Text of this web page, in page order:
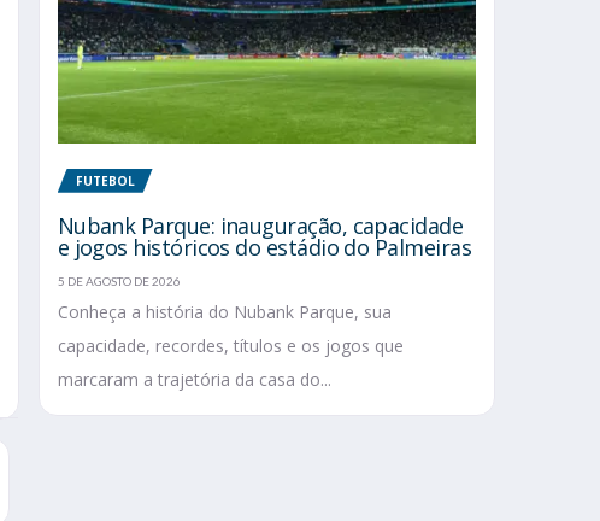
FUTEBOL
Nubank Parque: inauguração, capacidade
e jogos históricos do estádio do Palmeiras
5 DE AGOSTO DE 2026
Conheça a história do Nubank Parque, sua
capacidade, recordes, títulos e os jogos que
marcaram a trajetória da casa do...